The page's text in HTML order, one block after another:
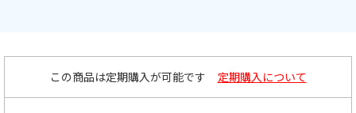
この商品は定期購入が可能です 定期購入について